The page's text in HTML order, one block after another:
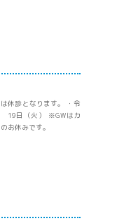
休診となります。 ・令
日（火） ※GWはカ
お休みです。